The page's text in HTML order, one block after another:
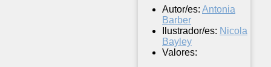
Autor/es: Antonia
Barber
Ilustrador/es: Nicola
Bayley
Valores: